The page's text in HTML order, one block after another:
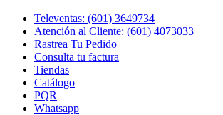
Televentas: (601) 3649734
Atención al Cliente: (601) 4073033
Rastrea Tu Pedido
Consulta tu factura
Tiendas
Catálogo
PQR
Whatsapp